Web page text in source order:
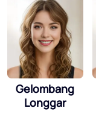
Gelombang
Longgar